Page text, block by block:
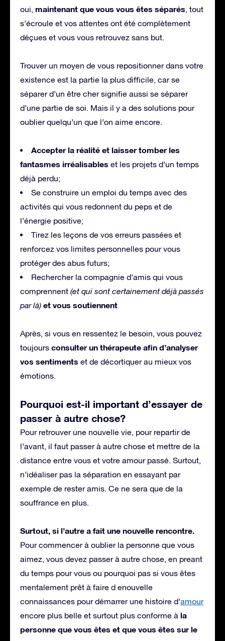
oui, maintenant que vous vous êtes séparés, tout
s’écroule et vos attentes ont été complètement
déçues et vous vous retrouvez sans but.
Trouver un moyen de vous repositionner dans votre
existence est la partie la plus difficile, car se
séparer d’un être cher signifie aussi se séparer
d’une partie de soi. Mais il y a des solutions pour
oublier quelqu’un que l’on aime encore.
Accepter la réalité et laisser tomber les
fantasmes irréalisables et les projets d’un temps
déjà perdu;
Se construire un emploi du temps avec des
activités qui vous redonnent du peps et de
l’énergie positive;
Tirez les leçons de vos erreurs passées et
renforcez vos limites personnelles pour vous
protéger des abus futurs;
Rechercher la compagnie d’amis qui vous
comprennent (et qui sont certainement déjà passés
par là) et vous soutiennent
Après, si vous en ressentez le besoin, vous pouvez
toujours consulter un thérapeute afin d’analyser
vos sentiments et de décortiquer au mieux vos
émotions.
Pourquoi est-il important d’essayer de
passer à autre chose?
Pour retrouver une nouvelle vie, pour repartir de
l’avant, il faut passer à autre chose et mettre de la
distance entre vous et votre amour passé. Surtout,
n’idéaliser pas la séparation en essayant par
exemple de rester amis. Ce ne sera que de la
souffrance en plus.
Surtout, si l’autre a fait une nouvelle rencontre.
Pour commencer à oublier la personne que vous
aimez, vous devez passer à autre chose, en preant
du temps pour vous ou pourquoi pas si vous êtes
mentalement prêt à faire d enouvelle
connaissances pour démarrer une histoire d’amour
encore plus belle et surtout plus conforme à la
personne que vous êtes et que vous êtes sur le